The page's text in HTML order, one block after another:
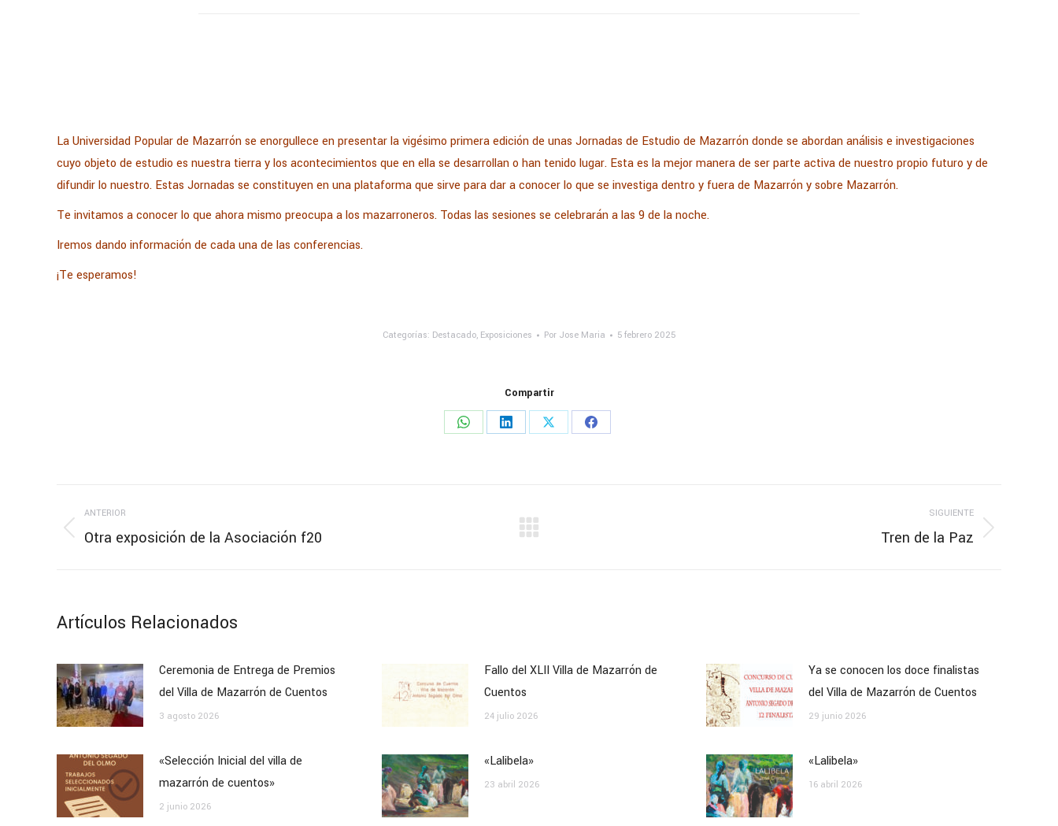
La Universidad Popular de Mazarrón se enorgullece en presentar la vigésimo primera edición de unas Jornadas de Estudio de Mazarrón donde se abordan análisis e investigaciones
cuyo objeto de estudio es nuestra tierra y los acontecimientos que en ella se desarrollan o han tenido lugar. Esta es la mejor manera de ser parte activa de nuestro propio futuro y de
difundir lo nuestro. Estas Jornadas se constituyen en una plataforma que sirve para dar a conocer lo que se investiga dentro y fuera de Mazarrón y sobre Mazarrón.
Te invitamos a conocer lo que ahora mismo preocupa a los mazarroneros. Todas las sesiones se celebrarán a las 9 de la noche.
Iremos dando información de cada una de las conferencias.
¡Te esperamos!
Categorías: Destacado, Exposiciones Por Jose Maria 5 febrero 2025
Compartir
Share
Share
Share
Share
Navegación
entre
ANTERIOR
Publicación
Otra exposición de la Asociación f20
SIGUIENTE
Tren de la Paz
Artículos Relacionados
Ceremonia de Entrega de Premios
del Villa de Mazarrón de Cuentos
3 agosto 2026
Fallo del XLII Villa de Mazarrón de
Cuentos
24 julio 2026
Ya se conocen los doce finalistas
del Villa de Mazarrón de Cuentos
29 junio 2026
«Selección Inicial del villa de
mazarrón de cuentos»
2 junio 2026
«Lalibela»
23 abril 2026
«Lalibela»
16 abril 2026